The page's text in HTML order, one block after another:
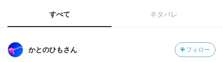
すべて ネタバレ
かとのひもさん フォロー